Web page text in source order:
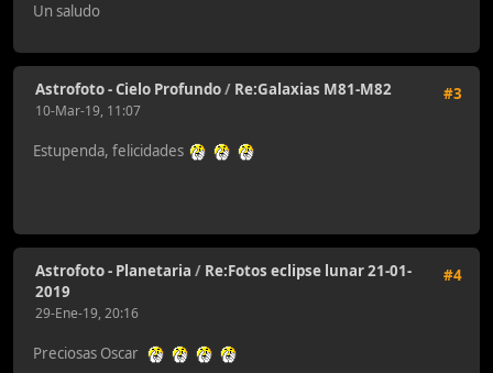
Un saludo
#3
Astrofoto - Cielo Profundo/ Re:Galaxias M81-M82
10-Mar-19, 11:07
Estupenda, felicidades
#4
Astrofoto - Planetaria / Re:Fotos eclipse lunar 21-01-
2019
29-Ene-19, 20:16
Preciosas Oscar